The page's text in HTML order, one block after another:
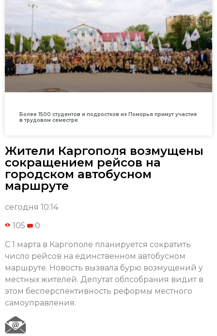
Более 1500 студентов и подростков из Поморья примут участие
в трудовом семестре
Жители Каргополя возмущены
сокращением рейсов на
городском автобусном
маршруте
сегодня 10:14
105 0
С 1 марта в Каргополе планируется сократить
число рейсов на единственном автобусном
маршруте. Новость вызвала бурю возмущений у
местных жителей. Депутат облсобрания видит в
этом бесперспективность реформы местного
самоуправления.